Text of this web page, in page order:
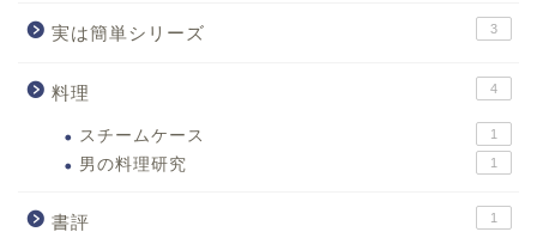
実は簡単シリーズ 3
料理 4
スチームケース 1
男の料理研究 1
書評 1